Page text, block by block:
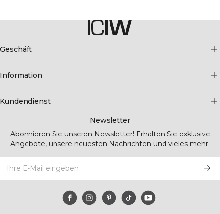
Geschäft
Information
Kundendienst
Newsletter
Abonnieren Sie unseren Newsletter! Erhalten Sie exklusive
Angebote, unsere neuesten Nachrichten und vieles mehr.